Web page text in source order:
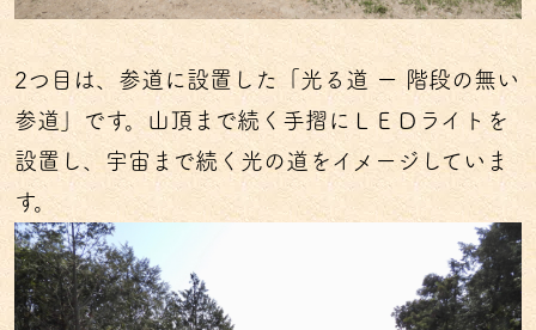
2つ目は、参道に設置した「光る道 ー 階段の無い
参道」です。山頂まで続く手摺にＬＥＤライトを
設置し、宇宙まで続く光の道をイメージしていま
す。